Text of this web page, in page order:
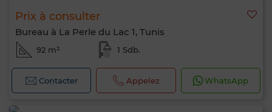
Prix à consulter
Bureau à La Perle du Lac 1, Tunis
92 m² 1 Sdb.
Contacter Appelez WhatsApp